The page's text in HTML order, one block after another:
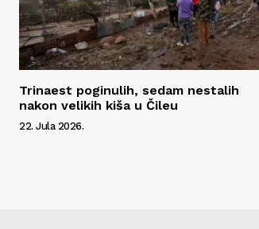
Trinaest poginulih, sedam nestalih
nakon velikih kiša u Čileu
22. Jula 2026.